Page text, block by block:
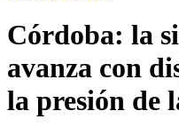
Córdoba: la
avanza con
la presión de